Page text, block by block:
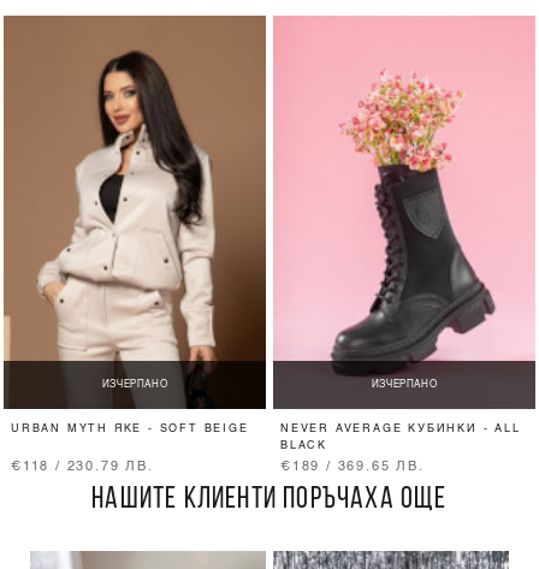
ИЗЧЕРПАНО
URBAN MYTH ЯКЕ - SOFT BEIGE
€118 / 230.79 ЛВ.
ИЗЧЕРПАНО
NEVER AVERAGE КУБИНКИ - ALL
BLACK
€189 / 369.65 ЛВ.
НАШИТЕ КЛИЕНТИ ПОРЪЧАХА ОЩЕ